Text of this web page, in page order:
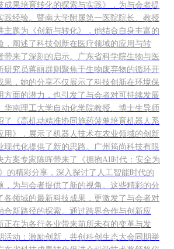
成果培育转化的探索与实践》，为与会者提
践经验。暨南大学附属第一医院院长、教授
主题为《创新与转化》，他结合自身丰富的
，阐述了科技创新在医疗领域的应用与转
带来了深刻的启示。广东省科学院生物与医
研究员蒋丽群则聚焦于生物废弃物的循环开
果，她的分享不仅展示了科技创新在环境保
方面的潜力，也引发了与会者对可持续发展
华南理工大学自动化学院教授、博士生导师
了《高机动精准协同施药菠萝培育机器人系
用》，展示了机器人技术在农业领域的创新
现代化提供了新的思路。广州筠尚科技有限
方案专家陈晖带来了《拥抱AI时代：安全为
的精彩分享，深入探讨了人工智能时代的
，为与会者提供了新的视角。这些精彩的分
各领域的最新科技成果，更激发了与会者对
合新路径的探索。通过跨界合作与创新应
正在为各行各业带来前所未有的变革与发
活动：激励创新，共创科创生态大会同期举